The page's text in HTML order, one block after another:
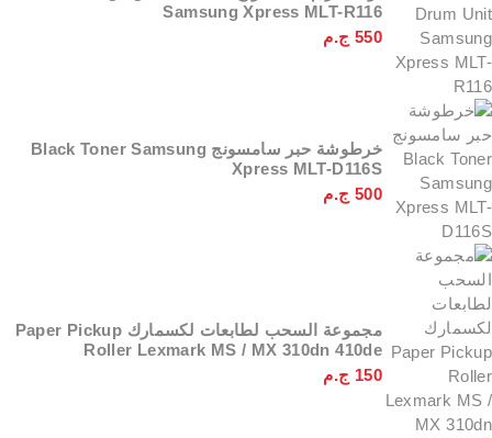
Samsung Xpress MLT-R116
550 ج.م
خرطوشة حبر سامسونج Black Toner Samsung
Xpress MLT-D116S
500 ج.م
مجموعة السحب لطابعات لكسمارك Paper Pickup
Roller Lexmark MS / MX 310dn 410de
150 ج.م